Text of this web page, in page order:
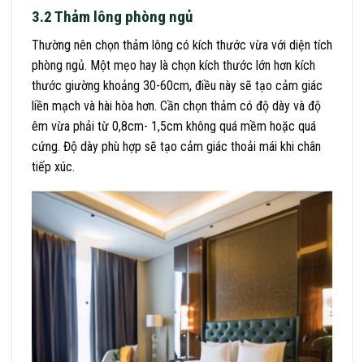
3.2 Thảm lông phòng ngủ
Thường nên chọn thảm lông có kích thước vừa với diện tích
phòng ngủ. Một mẹo hay là chọn kích thước lớn hơn kích
thước giường khoảng 30-60cm, điều này sẽ tạo cảm giác
liền mạch và hài hòa hơn. Cần chọn thảm có độ dày và độ
êm vừa phải từ 0,8cm- 1,5cm không quá mềm hoặc quá
cứng. Độ dày phù hợp sẽ tạo cảm giác thoải mái khi chân
tiếp xúc.